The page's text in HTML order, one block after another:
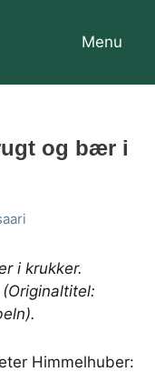
Menu
og bær i
i krukker.